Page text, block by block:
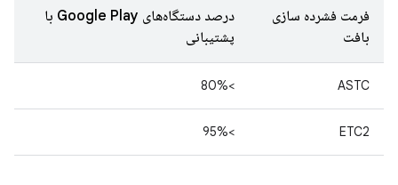
فرمت فشرده سازی
بافت
درصد دستگاه‌های Google Play با
پشتیبانی
ASTC
>80%
ETC2
>95%